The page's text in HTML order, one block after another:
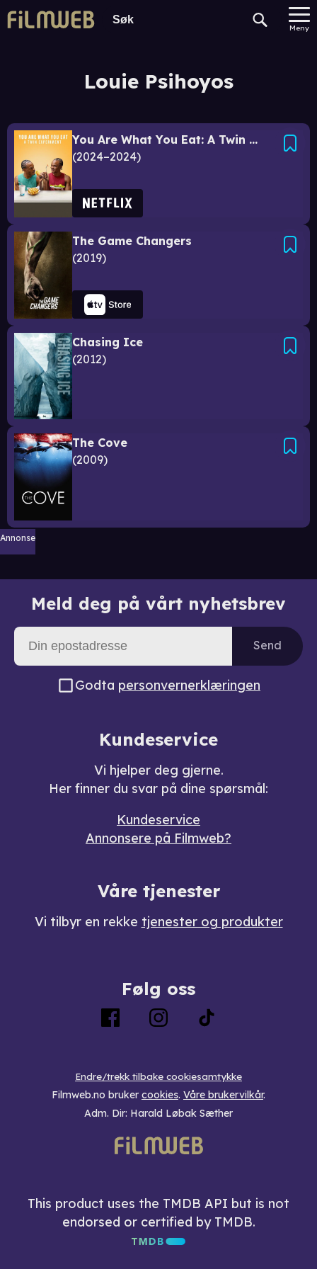
Meny
Louie Psihoyos
You Are What You Eat: A Twin Experiment
2024–2024
The Game Changers
2019
Chasing Ice
2012
The Cove
2009
Annonse
Meld deg på vårt nyhetsbrev
Send
Godta personvernerklæringen
Kundeservice
Vi hjelper deg gjerne.
Her finner du svar på dine spørsmål:
Kundeservice
Annonsere på Filmweb?
Våre tjenester
Vi tilbyr en rekke tjenester og produkter
Følg oss
Endre/trekk tilbake cookiesamtykke
Filmweb.no bruker cookies. Våre brukervilkår.
Adm. Dir: Harald Løbak Sæther
This product uses the TMDB API but is not
endorsed or certified by TMDB.